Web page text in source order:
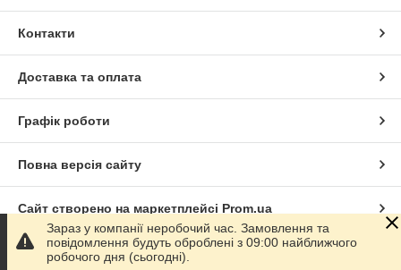
Контакти
Доставка та оплата
Графік роботи
Повна версія сайту
Сайт створено на маркетплейсі Prom.ua
Політика конфіденційності
Зараз у компанії неробочий час. Замовлення та
повідомлення будуть оброблені з 09:00 найближчого
робочого дня (сьогодні).